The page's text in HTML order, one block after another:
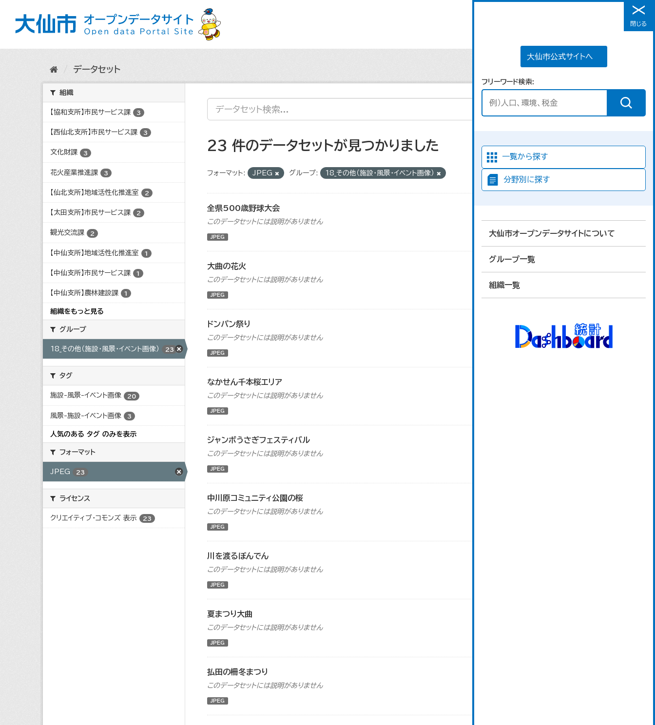
メニュー
大仙市公式サイトへ
フリーワード検索
一覧から探す
分野別に探す
大仙市オープンデータサイトについて
グループ一覧
組織一覧
閉じる
データセット
組織
【協和支所】市民サービス課 3
【西仙北支所】市民サービス課 3
文化財課 3
花火産業推進課 3
【仙北支所】地域活性化推進室 2
【太田支所】市民サービス課 2
観光交流課 2
【中仙支所】地域活性化推進室 1
【中仙支所】市民サービス課 1
【中仙支所】農林建設課 1
組織をもっと見る
グループ
18_その他（施設・風景・イベント画像） 23
タグ
施設-風景-イベント画像 20
風景-施設-イベント画像 3
人気のある タグ のみを表示
フォーマット
JPEG 23
ライセンス
クリエイティブ・コモンズ 表示 23
23 件のデータセットが見つかりました
フォーマット: JPEG グループ: 18_その他（施設・風景・イベント画像）
全県500歳野球大会
このデータセットには説明がありません
JPEG
大曲の花火
このデータセットには説明がありません
JPEG
ドンパン祭り
このデータセットには説明がありません
JPEG
なかせん千本桜エリア
このデータセットには説明がありません
JPEG
ジャンボうさぎフェスティバル
このデータセットには説明がありません
JPEG
中川原コミュニティ公園の桜
このデータセットには説明がありません
JPEG
川を渡るぼんでん
このデータセットには説明がありません
JPEG
夏まつり大曲
このデータセットには説明がありません
JPEG
払田の柵冬まつり
このデータセットには説明がありません
JPEG